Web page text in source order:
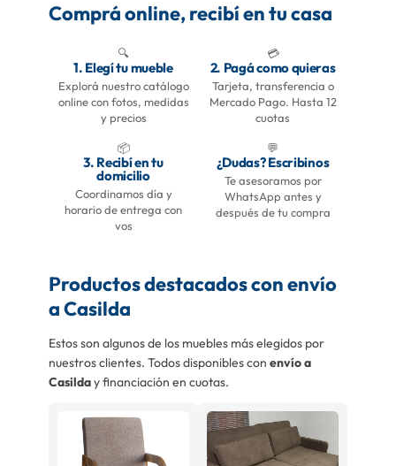
Comprá online, recibí en tu casa
🔍
1. Elegí tu mueble
Explorá nuestro catálogo
online con fotos, medidas
y precios
💳
2. Pagá como quieras
Tarjeta, transferencia o
Mercado Pago. Hasta 12
cuotas
📦
3. Recibí en tu
domicilio
Coordinamos día y
horario de entrega con
vos
💬
¿Dudas? Escribinos
Te asesoramos por
WhatsApp antes y
después de tu compra
Productos destacados con envío
a Casilda
Estos son algunos de los muebles más elegidos por
nuestros clientes. Todos disponibles con envío a
Casilday financiación en cuotas.